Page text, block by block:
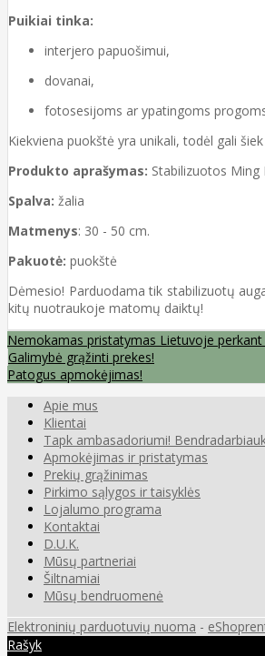
Puikiai tinka:
interjero papuošimui,
dovanai,
fotosesijoms ar ypatingoms
Kiekviena puokštė yra unikali, todėl gali
Produkto aprašymas: Stabilizuotos Ming
Spalva: žalia
Matmenys: 30 - 50 cm.
Pakuotė: puokštė
Dėmesio! Parduodama tik stabilizuotų
kitų nuotraukoje matomų daiktų!
Nemokamas pristatymas Lietuvoje perkant
Galimybė grąžinti prekes!
Patogus apmokėjimas!
Apie mus
Klientai
Tapk ambasadoriumi!
Apmokėjimas ir pristatymas
Prekių grąžinimas
Pirkimo sąlygos ir taisyklės
Lojalumo programa
Kontaktai
D.U.K.
Mūsų partneriai
Šiltnamiai
Mūsų bendruomenė
Elektroninių parduotuvių nuoma -
Rašyk